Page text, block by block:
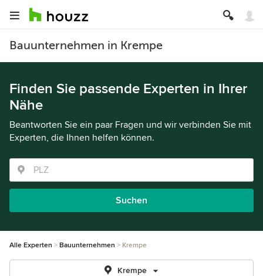
Bauunternehmen in Krempe
Finden Sie passende Experten in Ihrer
Nähe
Beantworten Sie ein paar Fragen und wir verbinden Sie mit
Experten, die Ihnen helfen können.
Suchen
Alle Experten Bauunternehmen Krempe
Krempe